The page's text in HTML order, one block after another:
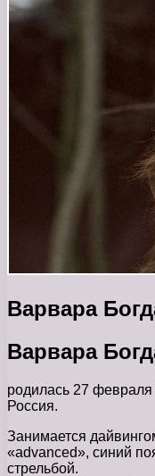
Варвара
Варвара
родилась 27
Россия.
Занимается
«advanced», синий
стрельбой.